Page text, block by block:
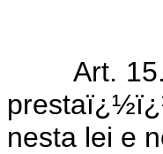
Art. 15.
nesta lei e